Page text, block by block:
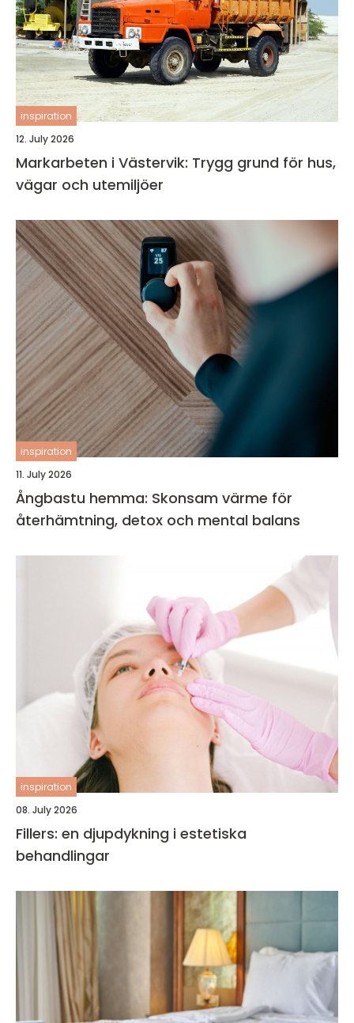
inspiration
12. July 2026
Markarbeten i Västervik: Trygg grund för hus,
vägar och utemiljöer
inspiration
11. July 2026
Ångbastu hemma: Skonsam värme för
återhämtning, detox och mental balans
inspiration
08. July 2026
Fillers: en djupdykning i estetiska
behandlingar